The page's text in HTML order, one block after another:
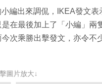
編出來調侃， IKEA發文表
在最後加上了「小編」兩
次乘勝出擊發文，亦令不
圖片放大↓